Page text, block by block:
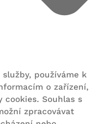
používáme k
o zařízení,
cookies. Souhlas s
zpracovávat